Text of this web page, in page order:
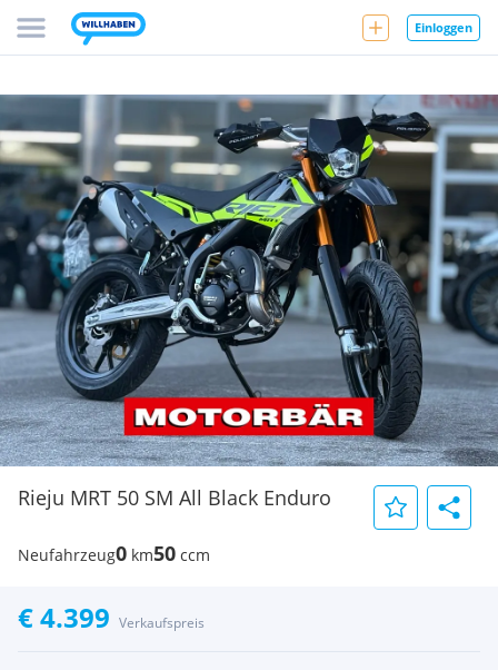
Einloggen
Rieju MRT 50 SM All Black Enduro
Neufahrzeug0 km50 ccm
€ 4.399 Verkaufspreis